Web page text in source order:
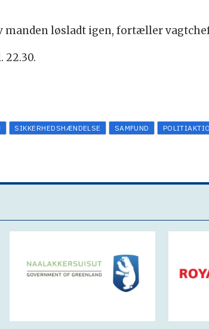
manden løsladt igen, fortæller
SIKKERHEDSHÆNDELSE SAMFUND